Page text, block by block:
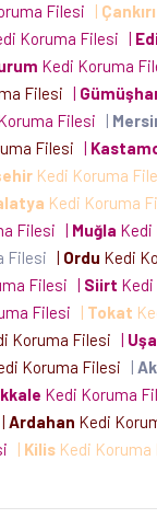
Filesi | Çankırı
Koruma Filesi |
Kedi Koruma
Filesi |
Filesi |
Filesi |
Kedi Koruma
Kedi Koruma
Filesi | Muğla Kedi
Filesi | Ordu Kedi
Filesi | Siirt
Filesi | Tokat
Koruma Filesi |
Koruma Filesi |
Kedi Koruma
| Ardahan Kedi
| Kilis Kedi Koruma